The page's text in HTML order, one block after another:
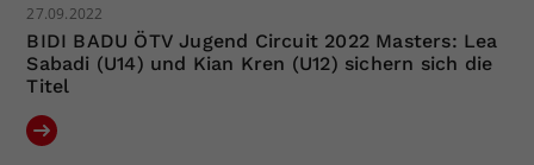
27.09.2022
BIDI BADU ÖTV Jugend Circuit 2022 Masters: Lea
Sabadi (U14) und Kian Kren (U12) sichern sich die
Titel